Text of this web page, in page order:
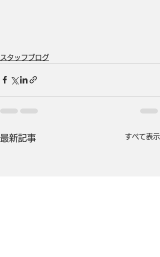
スタッフブログ
最新記事 すべて表示